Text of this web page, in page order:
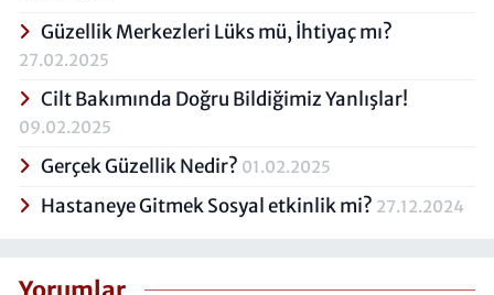
Güzellik Merkezleri Lüks mü, İhtiyaç mı?
27.02.2025
Cilt Bakımında Doğru Bildiğimiz Yanlışlar!
09.02.2025
Gerçek Güzellik Nedir? 01.02.2025
Hastaneye Gitmek Sosyal etkinlik mi? 27.12.2024